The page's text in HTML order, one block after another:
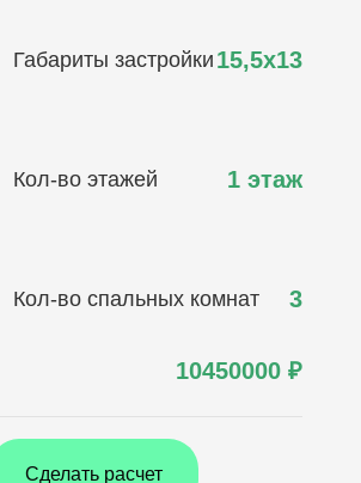
Габариты застройки 15,5х13
Кол-во этажей 1 этаж
Кол-во спальных комнат 3
10450000 ₽
Сделать расчет